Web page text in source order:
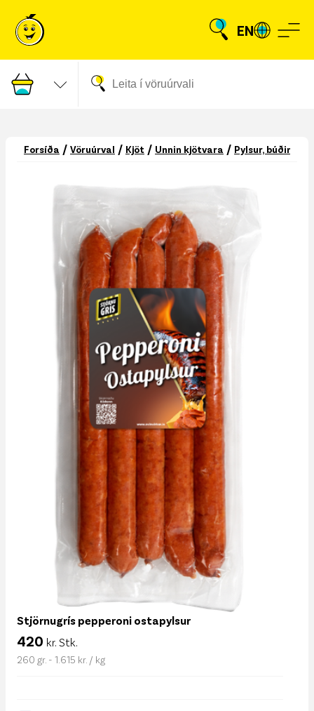
EN
Forsíða / Vöruúrval / Kjöt / Unnin kjötvara / Pylsur, búðingar
Stjörnugrís pepperoni ostapylsur
420 kr. Stk.
260 gr. - 1.615 kr. / kg